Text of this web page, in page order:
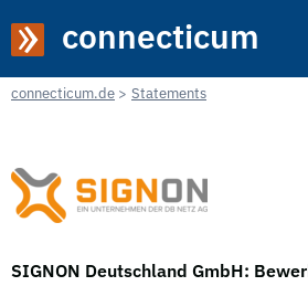
connecticum
connecticum.de Statements
SIGNON Deutschland GmbH: